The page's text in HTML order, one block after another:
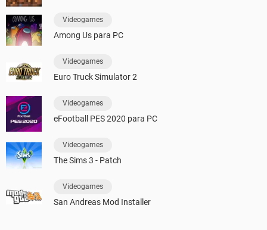
Videogames
Among Us para PC
Videogames
Euro Truck Simulator 2
Videogames
eFootball PES 2020 para PC
Videogames
The Sims 3 - Patch
Videogames
San Andreas Mod Installer